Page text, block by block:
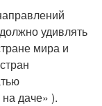
удивлять
мира и
даче» ).